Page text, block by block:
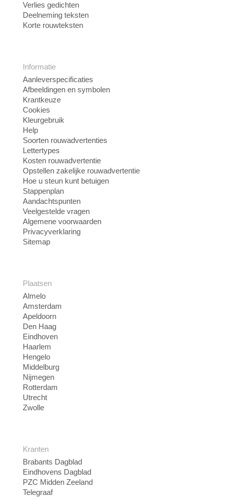
Verlies gedichten
Deelneming teksten
Korte rouwteksten
Informatie
Aanleverspecificaties
Afbeeldingen en symbolen
Krantkeuze
Cookies
Kleurgebruik
Help
Soorten rouwadvertenties
Lettertypes
Kosten rouwadvertentie
Opstellen zakelijke rouwadvertentie
Hoe u steun kunt betuigen
Stappenplan
Aandachtspunten
Veelgestelde vragen
Algemene voorwaarden
Privacyverklaring
Sitemap
Plaatsen
Almelo
Amsterdam
Apeldoorn
Den Haag
Eindhoven
Haarlem
Hengelo
Middelburg
Nijmegen
Rotterdam
Utrecht
Zwolle
Kranten
Brabants Dagblad
Eindhovens Dagblad
PZC Midden Zeeland
Telegraaf